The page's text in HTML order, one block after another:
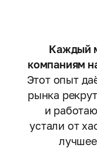
Каждый
компаниям
Этот опыт
рынка
и
устали от